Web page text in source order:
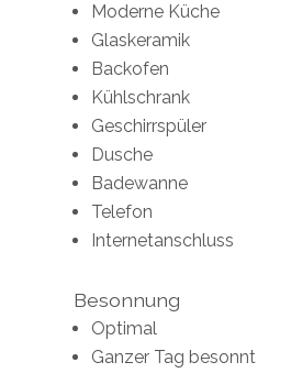
Moderne Küche
Glaskeramik
Backofen
Kühlschrank
Geschirrspüler
Dusche
Badewanne
Telefon
Internetanschluss
Besonnung
Optimal
Ganzer Tag besonnt